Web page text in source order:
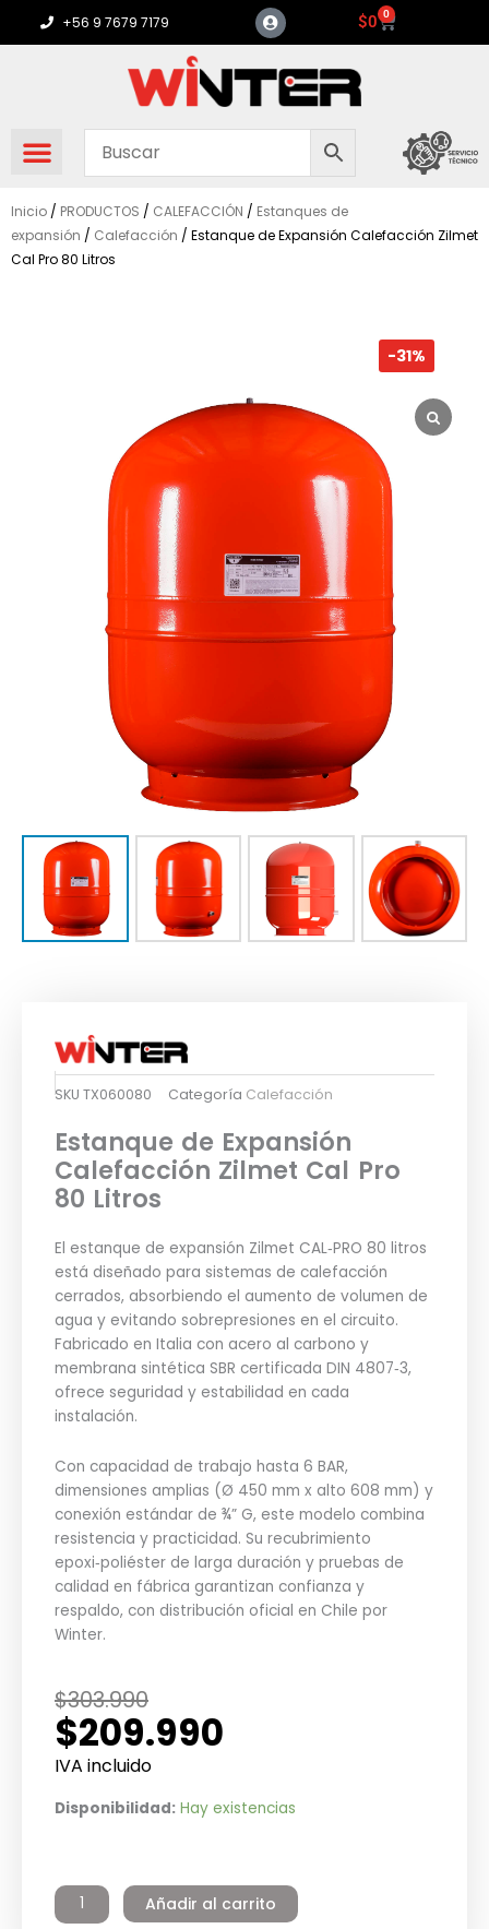
+56 9 7679 7179 $0 0
Carrito
Inicio / PRODUCTOS / CALEFACCIÓN / Estanques de
expansión / Calefacción / Estanque de Expansión Calefacción Zilmet
Cal Pro 80 Litros
-31%
SKU TX060080 Categoría Calefacción
Estanque de Expansión
Calefacción Zilmet Cal Pro
80 Litros
El estanque de expansión Zilmet CAL‑PRO 80 litros
está diseñado para sistemas de calefacción
cerrados, absorbiendo el aumento de volumen de
agua y evitando sobrepresiones en el circuito.
Fabricado en Italia con acero al carbono y
membrana sintética SBR certificada DIN 4807‑3,
ofrece seguridad y estabilidad en cada
instalación.
Con capacidad de trabajo hasta 6 BAR,
dimensiones amplias (Ø 450 mm x alto 608 mm) y
conexión estándar de ¾” G, este modelo combina
resistencia y practicidad. Su recubrimiento
epoxi‑poliéster de larga duración y pruebas de
calidad en fábrica garantizan confianza y
respaldo, con distribución oficial en Chile por
Winter.
$303.990
El
precio
original
$303.990.
$209.990
El
precio
actual
$209.990.
IVA incluido
Disponibilidad: Hay existencias
Estanque
Zilmet
Añadir al carrito